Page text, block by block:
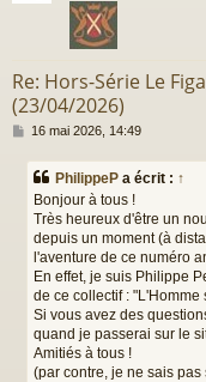
Re: Hors-Série Le
(23/04/2026)
M
s
16 mai 2026, 14:49
PhilippeP a écrit : ↑
Bonjour à tous !
Très heureux d'être un
depuis un moment (à
l'aventure de ce numéro
En effet, je suis Philippe
de ce collectif :
Si vous avez des
quand je passerai sur le
Amitiés à tous !
(par contre, je ne sais